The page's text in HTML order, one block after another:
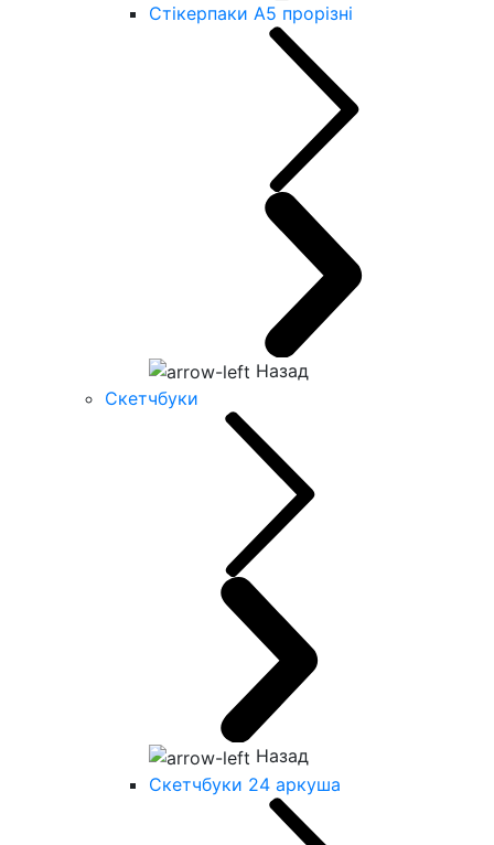
Стікерпаки А5 прорізні
Назад
Скетчбуки
Назад
Скетчбуки 24 аркуша